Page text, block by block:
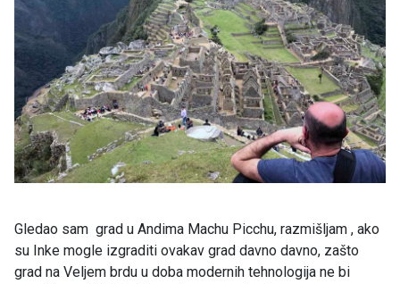
Gledao sam grad u Andima Machu Picchu, razmišljam , ako
su Inke mogle izgraditi ovakav grad davno davno, zašto
grad na Veljem brdu u doba modernih tehnologija ne bi